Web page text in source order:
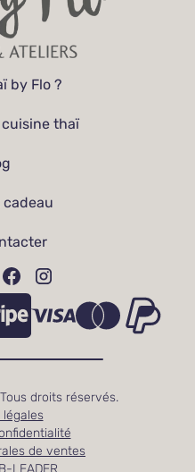
by Flo ?
cuisine thaï
droits réservés.
légales
de ventes